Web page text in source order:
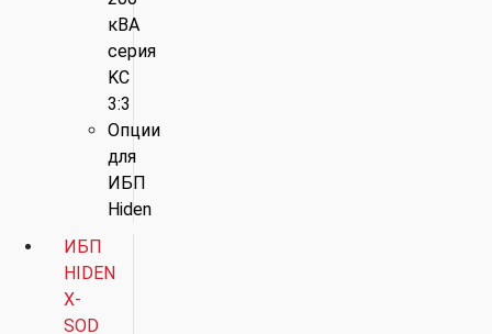
кВА
серия
KC
3:3
Опции
для
ИБП
Hiden
ИБП
HIDEN
X-
SOD